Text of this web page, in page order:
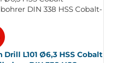
Drill L101 Ø6,3 HSS Cobalt